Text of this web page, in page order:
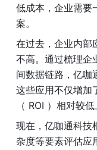
低成本，企业需要
案。
在过去，企业内部
不高。通过梳理企
间数据链路，亿咖
这些应用不仅增加
（ ROI ）相对较低
现在，亿咖通科技
杂度等要素评估应